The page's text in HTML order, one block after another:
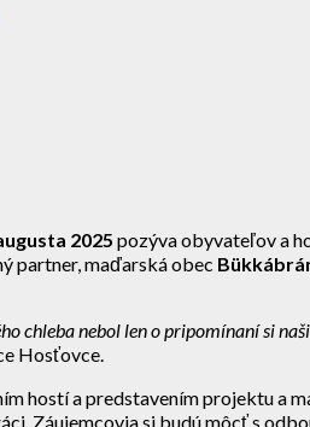
2025 pozýva obyvateľov a
partner, maďarská obec
chleba nebol len o pripomínaní si
Hosťovce.
hostí a predstavením projektu a
Záujemcovia si budú môcť s